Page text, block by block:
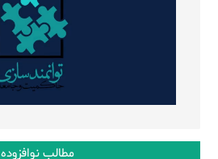
مطالب نوافزوده